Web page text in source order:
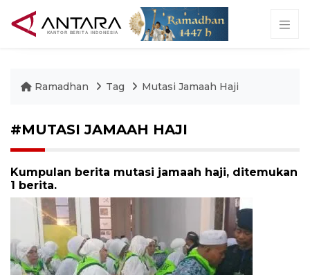
Ramadhan Tag Mutasi Jamaah Haji
#MUTASI JAMAAH HAJI
Kumpulan berita mutasi jamaah haji, ditemukan
1 berita.